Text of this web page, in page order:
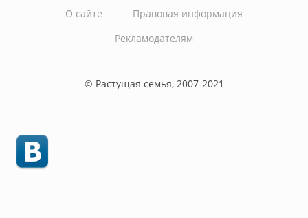
О сайте
Правовая информация
Рекламодателям
© Растущая семья, 2007-2021